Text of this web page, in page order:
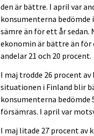
den är bättre. I april var
konsumenterna bedömde
sämre än för ett år sedan.
ekonomin är bättre än för
andelar 21 och 20 procent.
I maj trodde 26 procent
situationen i Finland blir
konsumenterna
försämras. I april var
I maj litade 27 procent av